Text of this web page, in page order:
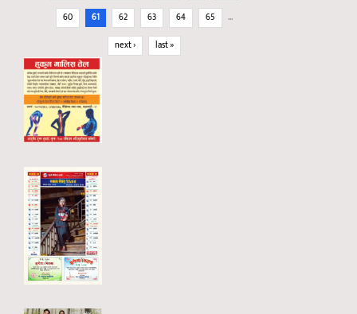
60
61 62 63 64 65
…
next ›
last »